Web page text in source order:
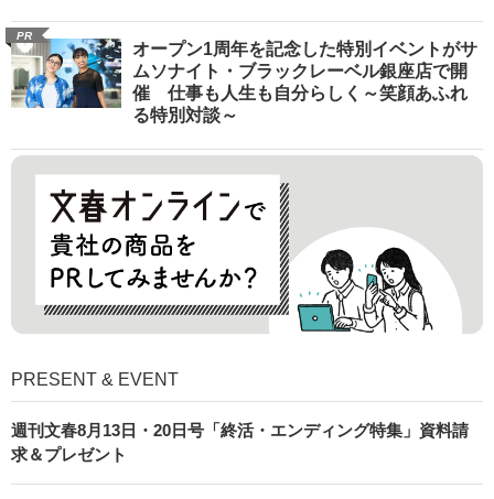
PR
オープン1周年を記念した特別イベントがサ
ムソナイト・ブラックレーベル銀座店で開
催 仕事も人生も自分らしく～笑顔あふれ
る特別対談～
PRESENT & EVENT
週刊文春8月13日・20日号「終活・エンディング特集」資料請
求＆プレゼント